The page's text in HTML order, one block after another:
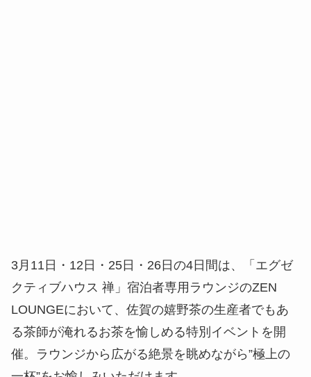
3月11日・12日・25日・26日の4日間は、「エグゼ
クティブハウス 禅」宿泊者専用ラウンジのZEN
LOUNGEにおいて、佐賀の嬉野茶の生産者でもあ
る茶師が淹れるお茶を愉しめる特別イベントを開
催。ラウンジから広がる絶景を眺めながら”極上の